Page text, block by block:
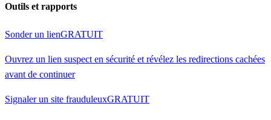
Outils et rapports
Sonder un lienGRATUIT
Ouvrez un lien suspect en sécurité et révélez les redirections cachées
avant de continuer
Signaler un site frauduleuxGRATUIT